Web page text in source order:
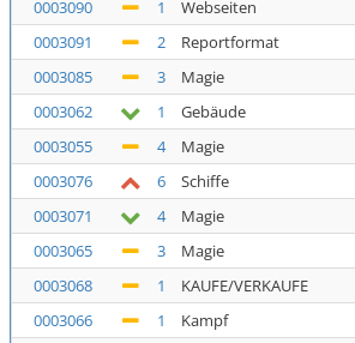
0003090
1 Webseiten
0003091
2 Reportformat
0003085
3 Magie
0003062
1 Gebäude
0003055
4 Magie
0003076
6 Schiffe
0003071
4 Magie
0003065
3 Magie
0003068
1 KAUFE/VERKAUFE
0003066
1 Kampf